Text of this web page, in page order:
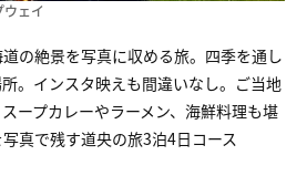
ェイ
の絶景を写真に収める旅。四季を通し
。インスタ映えも間違いなし。ご当地
ープカレーやラーメン、海鮮料理も堪
真で残す道央の旅3泊4日コース